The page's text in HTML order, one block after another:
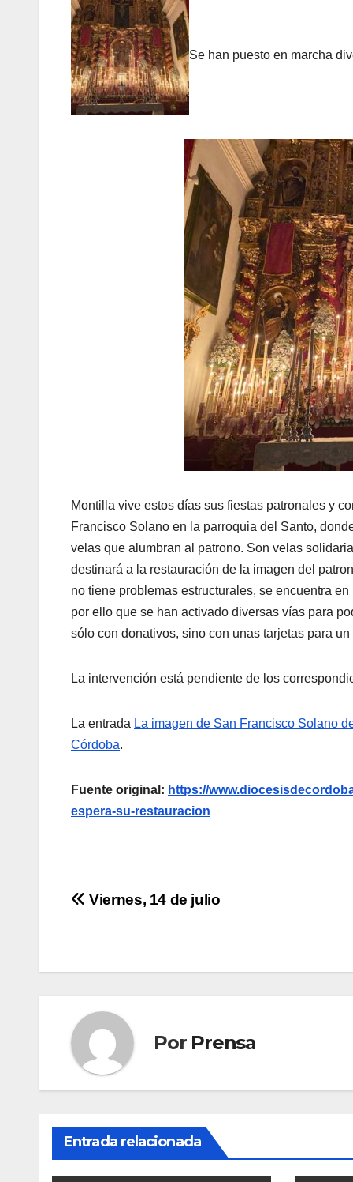
Se han puesto en marcha
Montilla vive estos días sus fiestas patronales y
Francisco Solano en la parroquia del Santo,
velas que alumbran al patrono. Son velas
destinará a la restauración de la imagen del
no tiene problemas estructurales, se encuentra
por ello que se han activado diversas vías para
sólo con donativos, sino con unas tarjetas para
La intervención está pendiente de los
La entrada La imagen de San Francisco Solano
Córdoba.
Fuente original: https://
espera-su-restauracion
Navegación
entradas
Viernes, 14 de julio
Por Prensa
Entrada relacionada